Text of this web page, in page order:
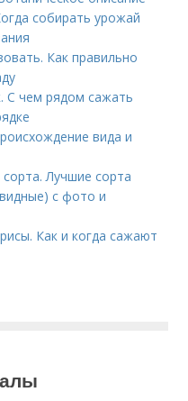
собирать урожай
Как правильно
С чем рядом сажать
вида и
Лучшие сорта
с фото и
Как и когда сажают